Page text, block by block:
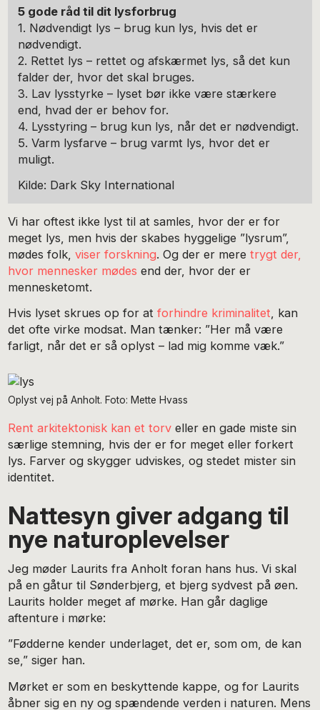
5 gode råd til dit lysforbrug
1. Nødvendigt lys – brug kun lys, hvis det er
nødvendigt.
2. Rettet lys – rettet og afskærmet lys, så det kun
falder der, hvor det skal bruges.
3. Lav lysstyrke – lyset bør ikke være stærkere
end, hvad der er behov for.
4. Lysstyring – brug kun lys, når det er nødvendigt.
5. Varm lysfarve – brug varmt lys, hvor det er
muligt.
Kilde: Dark Sky International
Vi har oftest ikke lyst til at samles, hvor der er for
meget lys, men hvis der skabes hyggelige ”lysrum”,
mødes folk,viser forskning. Og der er meretrygt der,
hvor mennesker mødes end der, hvor der er
mennesketomt.
Hvis lyset skrues op for atforhindre kriminalitet, kan
det ofte virke modsat. Man tænker: ”Her må være
farligt, når det er så oplyst – lad mig komme væk.”
Oplyst vej på Anholt. Foto: Mette Hvass
Rent arkitektonisk kan et torv eller en gade miste sin
særlige stemning, hvis der er for meget eller forkert
lys. Farver og skygger udviskes, og stedet mister sin
identitet.
Nattesyn giver adgang til
nye naturoplevelser
Jeg møder Laurits fra Anholt foran hans hus. Vi skal
på en gåtur til Sønderbjerg, et bjerg sydvest på øen.
Laurits holder meget af mørke. Han går daglige
aftenture i mørke:
”Fødderne kender underlaget, det er, som om, de kan
se,” siger han.
Mørket er som en beskyttende kappe, og for Laurits
åbner sig en ny og spændende verden i naturen. Mens